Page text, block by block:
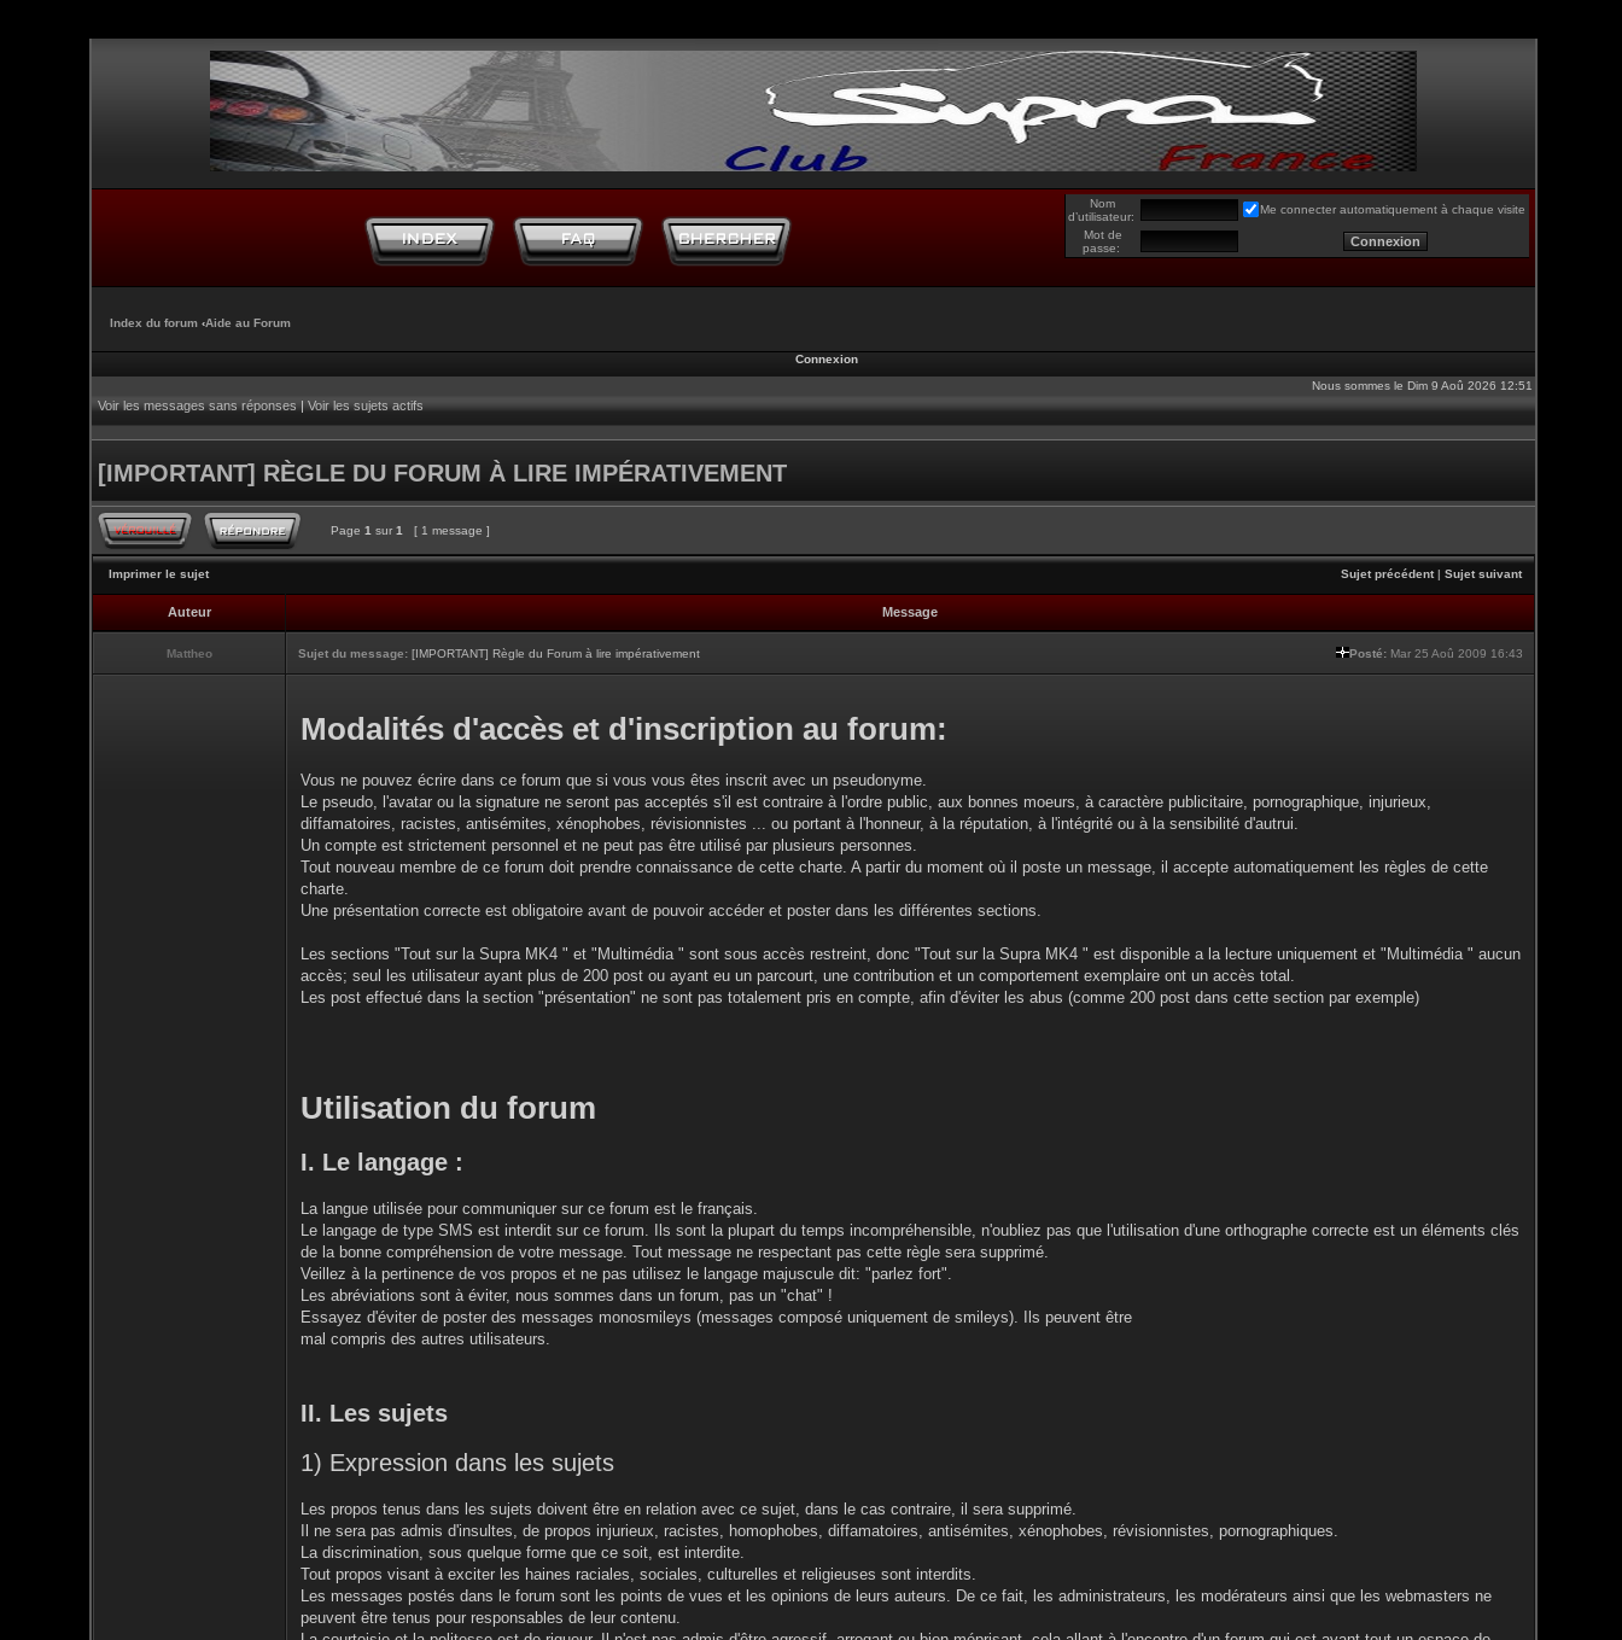
Nom
d’utilisateur:
Me connecter automatiquement à chaque visite
Mot de
passe:
Index du forum ‹Aide au Forum
Connexion
Nous sommes le Dim 9 Aoû 2026 12:51
Voir les messages sans réponses|Voir les sujets actifs
[IMPORTANT] RÈGLE DU FORUM À LIRE IMPÉRATIVEMENT
Page 1 sur 1 [ 1 message ]
Imprimer le sujet Sujet précédent| Sujet suivant
Auteur Message
Mattheo Sujet du message: [IMPORTANT] Règle du Forum à lire impérativement Posté: Mar 25 Aoû 2009 16:43
Modalités d'accès et d'inscription au forum:
Vous ne pouvez écrire dans ce forum que si vous vous êtes inscrit avec un pseudonyme.
Le pseudo, l'avatar ou la signature ne seront pas acceptés s'il est contraire à l'ordre public, aux bonnes moeurs, à caractère publicitaire, pornographique, injurieux,
diffamatoires, racistes, antisémites, xénophobes, révisionnistes ... ou portant à l'honneur, à la réputation, à l'intégrité ou à la sensibilité d'autrui.
Un compte est strictement personnel et ne peut pas être utilisé par plusieurs personnes.
Tout nouveau membre de ce forum doit prendre connaissance de cette charte. A partir du moment où il poste un message, il accepte automatiquement les règles de cette
charte.
Une présentation correcte est obligatoire avant de pouvoir accéder et poster dans les différentes sections.
Les sections "Tout sur la Supra MK4 " et "Multimédia " sont sous accès restreint, donc "Tout sur la Supra MK4 " est disponible a la lecture uniquement et "Multimédia " aucun
accès; seul les utilisateur ayant plus de 200 post ou ayant eu un parcourt, une contribution et un comportement exemplaire ont un accès total.
Les post effectué dans la section "présentation" ne sont pas totalement pris en compte, afin d'éviter les abus (comme 200 post dans cette section par exemple)
Utilisation du forum
I. Le langage :
La langue utilisée pour communiquer sur ce forum est le français.
Le langage de type SMS est interdit sur ce forum. Ils sont la plupart du temps incompréhensible, n'oubliez pas que l'utilisation d'une orthographe correcte est un éléments clés
de la bonne compréhension de votre message. Tout message ne respectant pas cette règle sera supprimé.
Veillez à la pertinence de vos propos et ne pas utilisez le langage majuscule dit: "parlez fort".
Les abréviations sont à éviter, nous sommes dans un forum, pas un "chat" !
Essayez d'éviter de poster des messages monosmileys (messages composé uniquement de smileys). Ils peuvent être
mal compris des autres utilisateurs.
II. Les sujets
1) Expression dans les sujets
Les propos tenus dans les sujets doivent être en relation avec ce sujet, dans le cas contraire, il sera supprimé.
Il ne sera pas admis d'insultes, de propos injurieux, racistes, homophobes, diffamatoires, antisémites, xénophobes, révisionnistes, pornographiques.
La discrimination, sous quelque forme que ce soit, est interdite.
Tout propos visant à exciter les haines raciales, sociales, culturelles et religieuses sont interdits.
Les messages postés dans le forum sont les points de vues et les opinions de leurs auteurs. De ce fait, les administrateurs, les modérateurs ainsi que les webmasters ne
peuvent être tenus pour responsables de leur contenu.